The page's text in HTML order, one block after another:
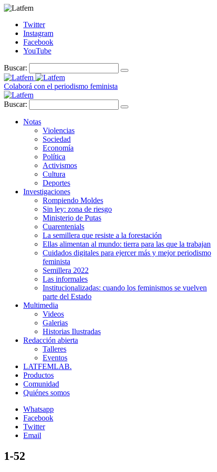
Twitter
Instagram
Facebook
YouTube
Buscar:
Colaborá con el periodismo feminista
Buscar:
Notas
Violencias
Sociedad
Economía
Política
Activismos
Cultura
Deportes
Investigaciones
Rompiendo Moldes
Sin ley: zona de riesgo
Ministerio de Putas
Cuarentenials
La semillera que resiste a la forestación
Ellas alimentan al mundo: tierra para las que la trabajan
Cuidados digitales para ejercer más y mejor periodismo
feminista
Semillera 2022
Las informales
Institucionalizadas: cuando los feminismos se vuelven
parte del Estado
Multimedia
Videos
Galerias
Historias Ilustradas
Redacción abierta
Talleres
Eventos
LATFEMLAB.
Productos
Comunidad
Quiénes somos
Whatsapp
Facebook
Twitter
Email
1-52